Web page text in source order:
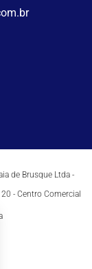
de Brusque Ltda -
- Centro Comercial